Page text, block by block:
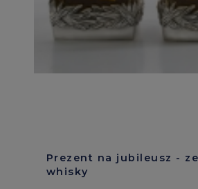
Prezent na jubileusz -
whisky